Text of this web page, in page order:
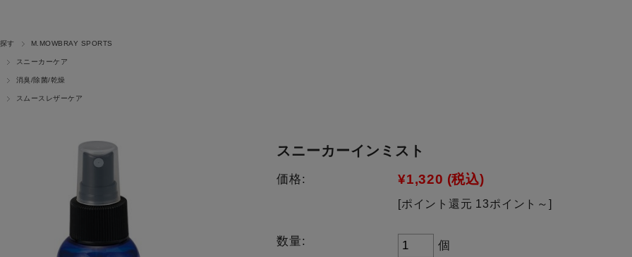
す M.MOWBRAY SPORTS
スニーカーケア
消臭/除菌/乾燥
スムースレザーケア
スニーカーインミスト
価格: ¥1,320 (税込)
[ポイント還元 13ポイント～]
数量: 個